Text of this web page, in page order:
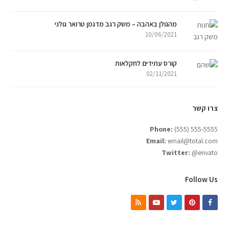
מהגולן באהבה – משק רגב מדגמן טרואר גולני
10/06/2021
קורס עתידים לחקלאות
02/11/2021
צרו קשר
Phone: (555) 555-5555
Email: email@total.com
Twitter: @envato
Follow Us